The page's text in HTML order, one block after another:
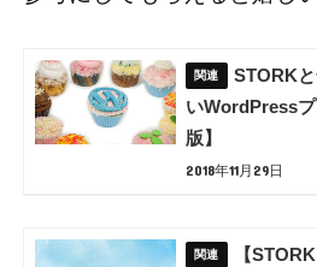
STORK
いWordPress
版】
2018年11月29日
【